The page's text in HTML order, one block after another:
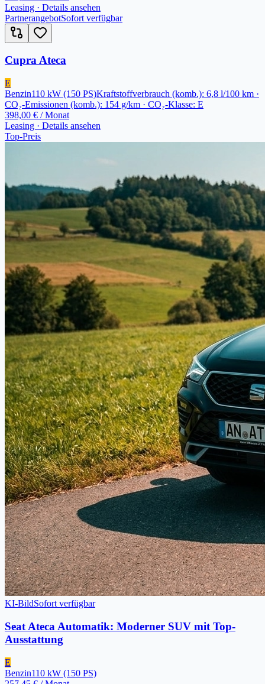
Leasing · Details ansehen
PartnerangebotSofort verfügbar
Cupra Ateca
E
Benzin110 kW (150 PS)Kraftstoffverbrauch (komb.): 6,8 l/100 km ·
CO₂-Emissionen (komb.): 154 g/km · CO₂-Klasse: E
398,00 € / Monat
Leasing · Details ansehen
Top-Preis
KI-BildSofort verfügbar
Seat Ateca Automatik: Moderner SUV mit Top-
Ausstattung
E
Benzin110 kW (150 PS)